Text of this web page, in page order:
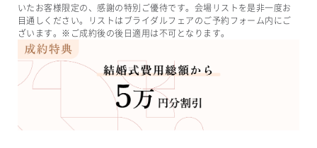
いたお客様限定の、感謝の特別ご優待です。会場リストを是非一度お
目通しください。リストはブライダルフェアのご予約フォーム内にご
ざいます。※ご成約後の後日適用は不可となります。